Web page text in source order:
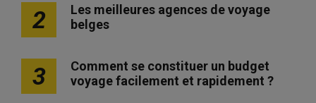
2
Les meilleures agences de voyage
belges
3
Comment se constituer un budget
voyage facilement et rapidement ?